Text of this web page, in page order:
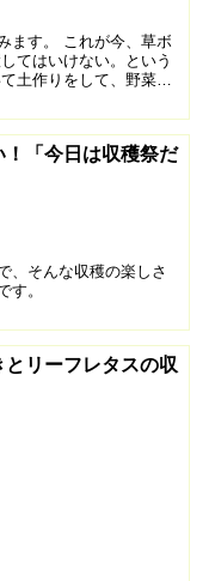
ます。 これが今、草ボ
てはいけない。という
土作りをして、野菜た
！「今日は収穫祭だ
、そんな収穫の楽しさ
す。
とリーフレタスの収